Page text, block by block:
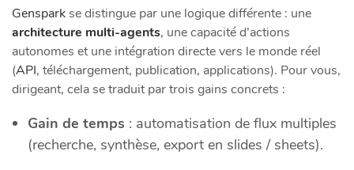
Gensparkse distingue par une logique différente : une
architecture multi‑agents, une capacité d’actions
autonomes et une intégration directe vers le monde réel
(API, téléchargement, publication, applications). Pour vous,
dirigeant, cela se traduit par trois gains concrets :
Gain de temps : automatisation de flux multiples
(recherche, synthèse, export en slides / sheets).